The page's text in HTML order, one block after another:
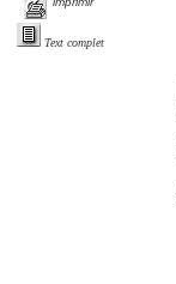
Text complet